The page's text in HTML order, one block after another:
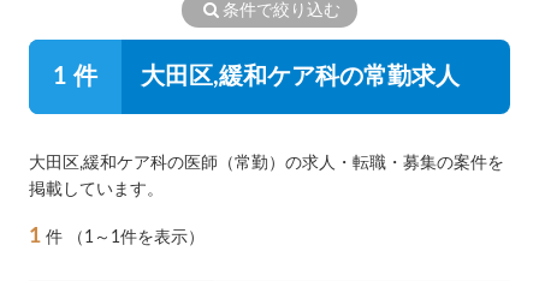
条件で絞り込む
1 件 大田区,緩和ケア科の常勤求人
大田区,緩和ケア科の医師（常勤）の求人・転職・募集の案件を
掲載しています。
1 件 （1～1件を表示）